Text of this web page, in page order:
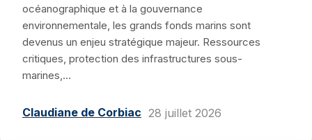
océanographique et à la gouvernance
environnementale, les grands fonds marins sont
devenus un enjeu stratégique majeur. Ressources
critiques, protection des infrastructures sous-
marines,...
Claudiane de Corbiac 28 juillet 2026